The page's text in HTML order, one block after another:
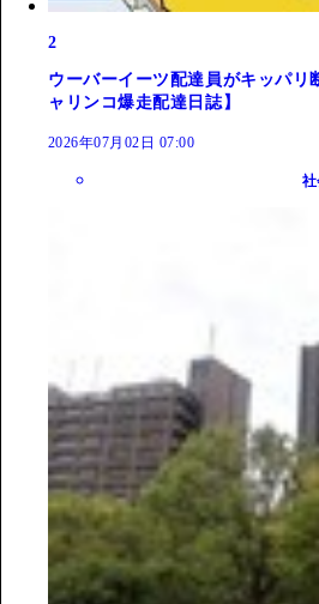
2
ウーバーイーツ配達員がキッパリ
ャリンコ爆走配達日誌】
2026年07月02日 07:00